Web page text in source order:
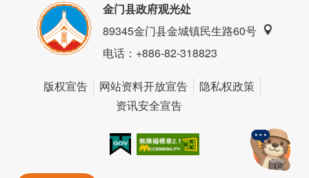
金门县政府观光处
89345金门县金城镇民生路60号
电话：+886-82-318823
版权宣告 网站资料开放宣告
隐私权政策
资讯安全宣告